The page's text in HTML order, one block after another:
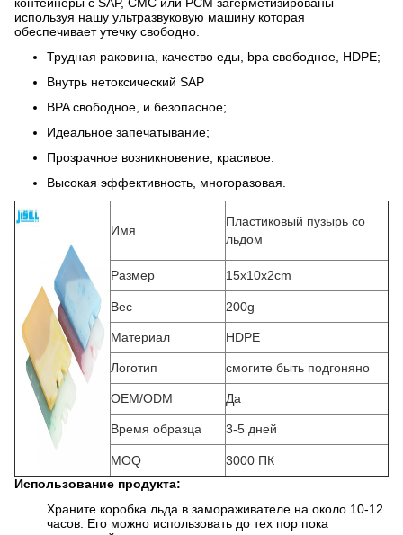
используя нашу ультразвуковую машину которая
обеспечивает утечку свободно.
Трудная раковина, качество еды, bpa свободное, HDPE;
Внутрь нетоксический SAP
BPA свободное, и безопасное;
Идеальное запечатывание;
Прозрачное возникновение, красивое.
Высокая эффективность, многоразовая.
Имя
Пластиковый пузырь со
льдом
Размер 15x10x2cm
Вес 200g
Материал HDPE
Логотип смогите быть подгоняно
OEM/ODM Да
Время образца 3-5 дней
MOQ
3000 ПК
Использование продукта:
Храните коробка льда в замораживателе на около 10-12
часов. Его можно использовать до тех пор пока